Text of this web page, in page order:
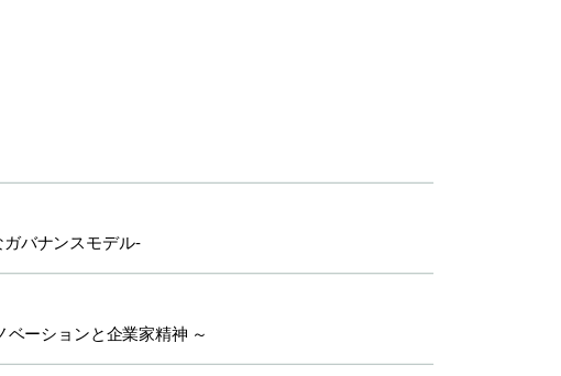
バナンスモデル-
ーションと企業家精神 ～